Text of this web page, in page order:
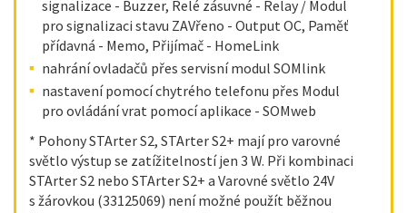
signalizace - Buzzer, Relé zásuvné - Relay / Modul
pro signalizaci stavu ZAVřeno - Output OC, Paměť
přídavná - Memo, Přijímač - HomeLink
nahrání ovladačů přes servisní modul SOMlink
nastavení pomocí chytrého telefonu přes Modul
pro ovládání vrat pomocí aplikace - SOMweb
* Pohony STArter S2, STArter S2+ mají pro varovné
světlo výstup se zatížitelností jen 3 W. Při kombinaci
STArter S2 nebo STArter S2+ a Varovné světlo 24V
s žárovkou (33125069) není možné použít běžnou